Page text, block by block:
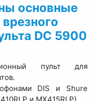
основные
DC 5900
пульт для
DIS и Shure